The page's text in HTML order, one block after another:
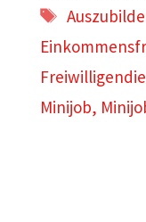
Minijob,